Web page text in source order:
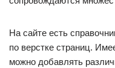
На сайте есть
по верстке страниц.
можно добавлять